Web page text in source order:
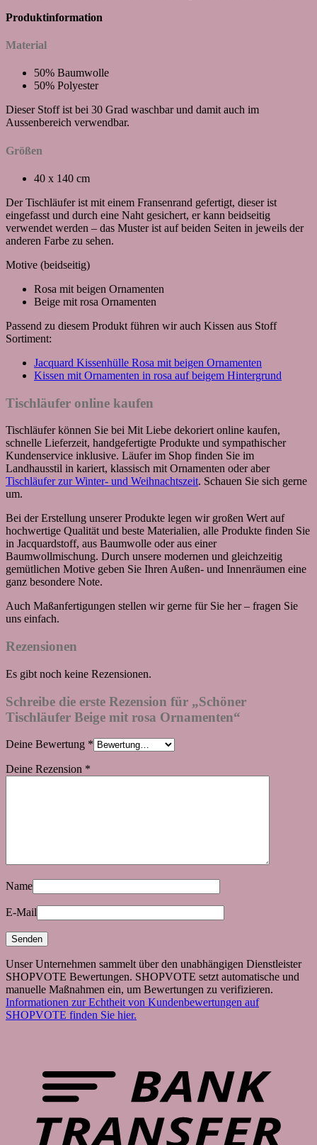
Produktinformation
Material
50% Baumwolle
50% Polyester
Dieser Stoff ist bei 30 Grad waschbar und damit auch im
Aussenbereich verwendbar.
Größen
40 x 140 cm
Der Tischläufer ist mit einem Fransenrand gefertigt, dieser ist
eingefasst und durch eine Naht gesichert, er kann beidseitig
verwendet werden – das Muster ist auf beiden Seiten in jeweils der
anderen Farbe zu sehen.
Motive (beidseitig)
Rosa mit beigen Ornamenten
Beige mit rosa Ornamenten
Passend zu diesem Produkt führen wir auch Kissen aus Stoff
Sortiment:
Jacquard Kissenhülle Rosa mit beigen Ornamenten
Kissen mit Ornamenten in rosa auf beigem Hintergrund
Tischläufer online kaufen
Tischläufer können Sie bei Mit Liebe dekoriert online kaufen,
schnelle Lieferzeit, handgefertigte Produkte und sympathischer
Kundenservice inklusive. Läufer im Shop finden Sie im
Landhausstil in kariert, klassisch mit Ornamenten oder aber
Tischläufer zur Winter- und Weihnachtszeit. Schauen Sie sich gerne
um.
Bei der Erstellung unserer Produkte legen wir großen Wert auf
hochwertige Qualität und beste Materialien, alle Produkte finden Sie
in Jacquardstoff, aus Baumwolle oder aus einer
Baumwollmischung. Durch unsere modernen und gleichzeitig
gemütlichen Motive geben Sie Ihren Außen- und Innenräumen eine
ganz besondere Note.
Auch Maßanfertigungen stellen wir gerne für Sie her – fragen Sie
uns einfach.
Rezensionen
Es gibt noch keine Rezensionen.
Schreibe die erste Rezension für „Schöner
Tischläufer Beige mit rosa Ornamenten“
Deine Bewertung *
Deine Rezension *
Name
E-Mail
Unser Unternehmen sammelt über den unabhängigen Dienstleister
SHOPVOTE Bewertungen. SHOPVOTE setzt automatische und
manuelle Maßnahmen ein, um Bewertungen zu verifizieren.
Informationen zur Echtheit von Kundenbewertungen auf
SHOPVOTE finden Sie hier.